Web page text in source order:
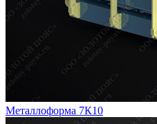
Металлоформа 7К10